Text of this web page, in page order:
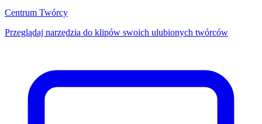
Centrum Twórcy
Przeglądaj narzędzia do klipów swoich ulubionych twórców